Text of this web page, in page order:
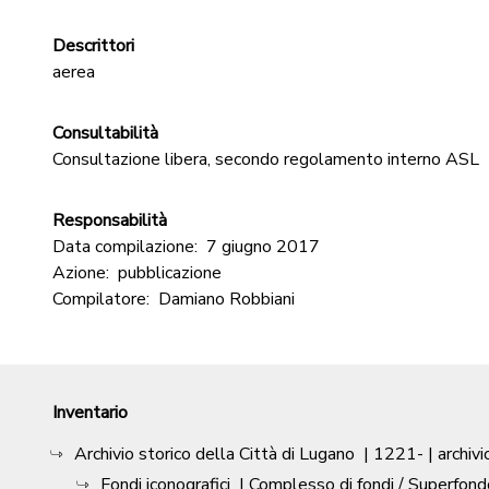
Descrittori
aerea
Consultabilità
Consultazione libera, secondo regolamento interno ASL
Responsabilità
Data compilazione: 7 giugno 2017
Azione: pubblicazione
Compilatore: Damiano Robbiani
Inventario
Archivio storico della Città di Lugano | 1221- |